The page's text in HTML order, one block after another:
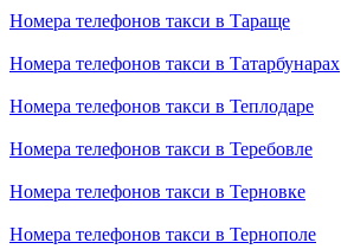
Номера телефонов такси в Тараще
Номера телефонов такси в Татарбунарах
Номера телефонов такси в Теплодаре
Номера телефонов такси в Теребовле
Номера телефонов такси в Терновке
Номера телефонов такси в Тернополе